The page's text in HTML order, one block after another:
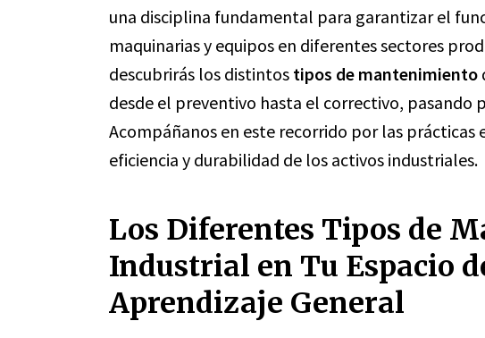
una disciplina fundamental para garantizar el
maquinarias y equipos en diferentes sectores
descubrirás los distintos tipos de mantenimiento
desde el preventivo hasta el correctivo, pasando
Acompáñanos en este recorrido por las prácticas
eficiencia y durabilidad de los activos industriales.
Los Diferentes Tipos de
Industrial en Tu Espacio
Aprendizaje General